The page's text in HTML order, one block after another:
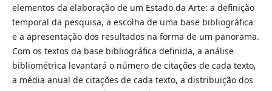
elementos da elaboração de um Estado da Arte: a definição
temporal da pesquisa, a escolha de uma base bibliográfica
e a apresentação dos resultados na forma de um panorama.
Com os textos da base bibliográfica definida, a análise
bibliométrica levantará o número de citações de cada texto,
a média anual de citações de cada texto, a distribuição dos